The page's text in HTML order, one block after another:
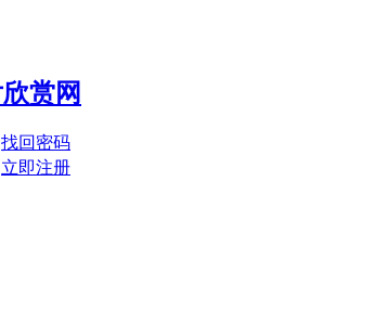
找回密码
立即注册